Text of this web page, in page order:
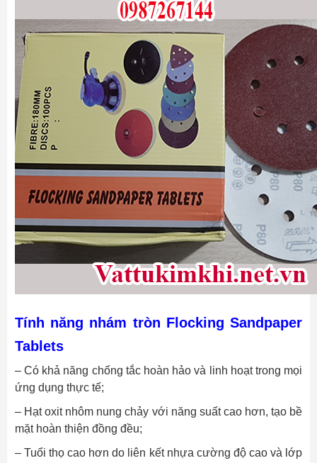
Tính năng nhám tròn Flocking Sandpaper
Tablets
– Có khả năng chống tắc hoàn hảo và linh hoạt trong mọi
ứng dụng thực tế;
– Hạt oxit nhôm nung chảy với năng suất cao hơn, tạo bề
mặt hoàn thiện đồng đều;
– Tuổi thọ cao hơn do liên kết nhựa cường độ cao và lớp